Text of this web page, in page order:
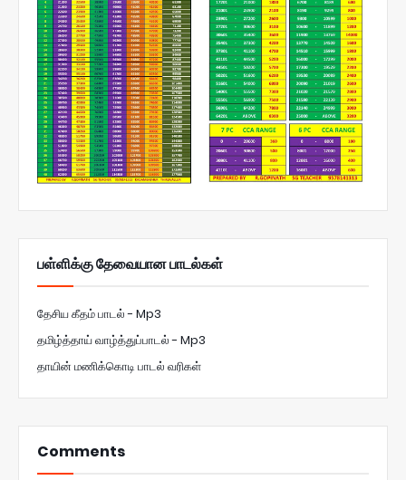
பள்ளிக்கு தேவையான பாடல்கள்
தேசிய கீதம் பாடல் - Mp3
தமிழ்த்தாய் வாழ்த்துப்பாடல் - Mp3
தாயின் மணிக்கொடி பாடல் வரிகள்
Comments